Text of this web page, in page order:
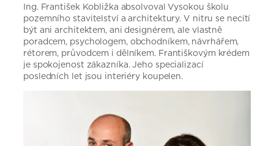
Ing. František Kobližka absolvoval Vysokou školu
pozemního stavitelství a architektury. V nitru se necítí
být ani architektem, ani designérem, ale vlastně
poradcem, psychologem, obchodníkem, návrhářem,
rétorem, průvodcem i dělníkem. Františkovým krédem
je spokojenost zákazníka. Jeho specializací
posledních let jsou interiéry koupelen.